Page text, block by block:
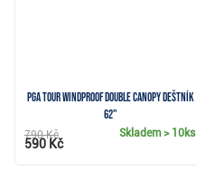
PGA Tour Windproof Double Canopy deštník
62"
Skladem> 10ks
790 Kč
590 Kč